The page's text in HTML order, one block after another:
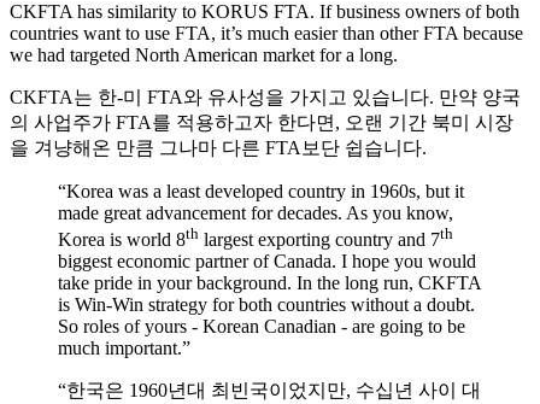
CKFTA has similarity to KORUS FTA. If business owners of both
countries want to use FTA, it’s much easier than other FTA because
we had targeted North American market for a long.
CKFTA는 한-미 FTA와 유사성을 가지고 있습니다. 만약 양국
의 사업주가 FTA를 적용하고자 한다면, 오랜 기간 북미 시장
을 겨냥해온 만큼 그나마 다른 FTA보단 쉽습니다.
“Korea was a least developed country in 1960s, but it
made great advancement for decades. As you know,
Korea is world 8th largest exporting country and 7th
biggest economic partner of Canada. I hope you would
take pride in your background. In the long run, CKFTA
is Win-Win strategy for both countries without a doubt.
So roles of yours - Korean Canadian - are going to be
much important.”
“한국은 1960년대 최빈국이었지만, 수십년 사이 대